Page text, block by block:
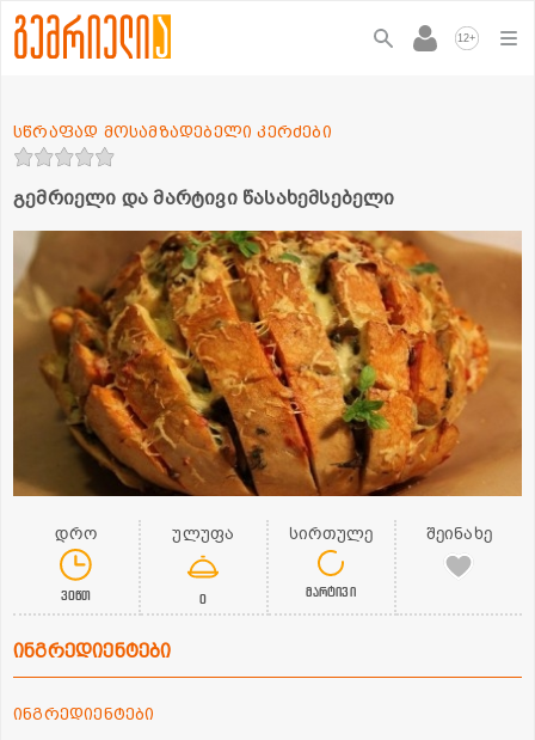
12+
გემრიელი და მარტივი წასახემსებელი
სწრაფად მოსამზადებელი კერძები
დრო
30წთ
ულუფა
0
სირთულე
მარტივი
შეინახე
ინგრედიენტები
ინგრედიენტები